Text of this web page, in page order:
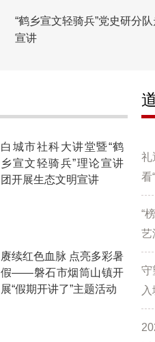
“鹤乡宣文轻骑兵”党史研分
宣讲
白城市社科大讲堂暨“鹤
乡宣文轻骑兵”理论宣讲
团开展生态文明宣讲
赓续红色血脉 点亮多彩暑
假——磐石市烟筒山镇开
展“假期开讲了”主题活动
礼
看
“
艺
守